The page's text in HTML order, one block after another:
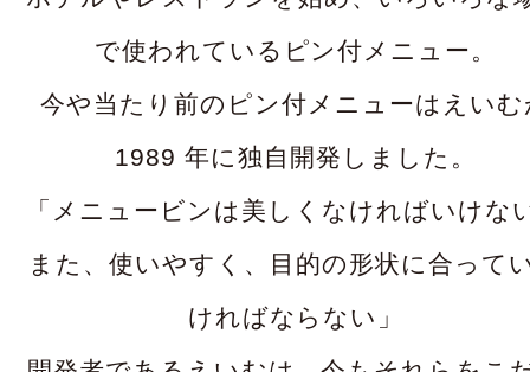
で使われているピン付メニュー。
今や当たり前のピン付メニューはえいむ
1989 年に独自開発しました。
「メニュービンは美しくなければいけな
また、使いやすく、目的の形状に合って
ければならない」